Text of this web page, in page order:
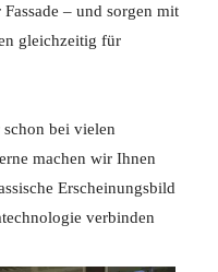
– und sorgen mit
gleichzeitig für
bei vielen
machen wir Ihnen
Erscheinungsbild
verbinden